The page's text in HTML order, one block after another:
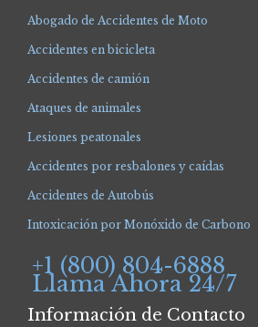
Abogado de Accidentes de Moto
Accidentes en bicicleta
Accidentes de camión
Ataques de animales
Lesiones peatonales
Accidentes por resbalones y caídas
Accidentes de Autobús
Intoxicación por Monóxido de Carbono
+1 (800) 804-6888
Llama Ahora 24/7
Información de Contacto